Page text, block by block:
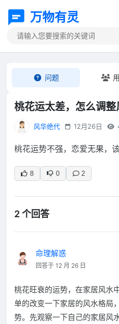
万物有灵
问题
桃花运太差，怎么调整
风华绝代 12月26日
桃花运势不强，恋爱无果，
8 0 2
2 个回答
命理解惑
回答于 12 月 26 日
桃花旺衰的运势，在家居风水
单的改变一下家居的风水格局
势。先观察一下自己的家居风